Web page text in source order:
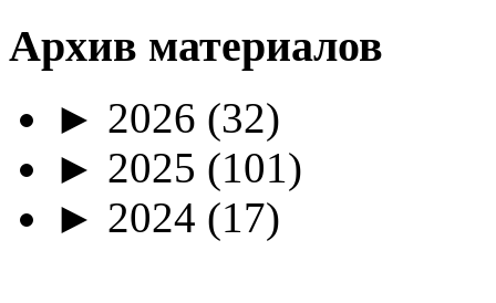
Архив материалов
► 2026 (32)
► 2025 (101)
► 2024 (17)